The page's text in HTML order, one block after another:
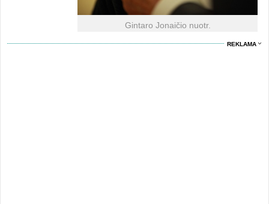
Gintaro Jonaičio nuotr.
REKLAMA